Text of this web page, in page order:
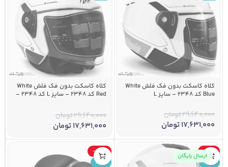
کلاه کاسکت بدون فک فلش White
Blue کد 2348 – سایز L
29,640,000تومان
17,631,000تومان
کلاه کاسکت بدون فک فلش White
Red کد 2348 – سایز L کد 2348 –
29,640,000تومان
17,631,000تومان
-41%
جدید
ارسال رایگان
-35%
جدید